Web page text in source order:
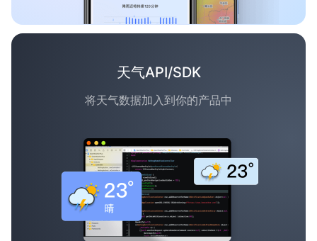
天气API/SDK
将天气数据加入到你的产品中